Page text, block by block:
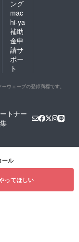
ング
mac
hi-ya
補助
金申
請サ
ポー
ト
ウェーブの登録商標です。
トナー
ール
ってほしい